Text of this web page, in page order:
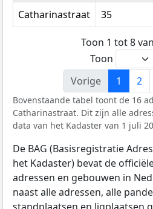
Catharinastraat
35
Toon 1 tot 8
Toon
Vorige
1 2
Bovenstaande tabel toont de 16
Catharinastraat. Dit zijn alle
data van het Kadaster van 1 juli
De BAG (Basisregistratie
het Kadaster) bevat de
adressen en gebouwen in
naast alle adressen, alle